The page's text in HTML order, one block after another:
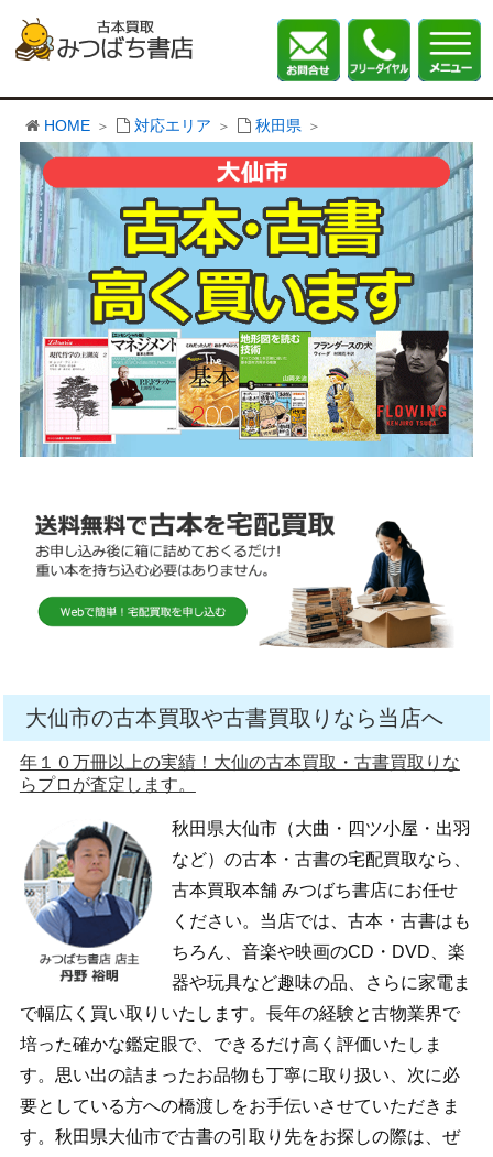
HOME 対応エリア 秋田県
大仙市の古本買取や古書買取りなら当店へ
年１０万冊以上の実績！大仙の古本買取・古書買取りな
らプロが査定します。
秋田県大仙市（大曲・四ツ小屋・出羽
など）の古本・古書の宅配買取なら、
古本買取本舗 みつばち書店にお任せ
ください。当店では、古本・古書はも
ちろん、音楽や映画のCD・DVD、楽
器や玩具など趣味の品、さらに家電ま
で幅広く買い取りいたします。長年の経験と古物業界で
培った確かな鑑定眼で、できるだけ高く評価いたしま
す。思い出の詰まったお品物も丁寧に取り扱い、次に必
要としている方への橋渡しをお手伝いさせていただきま
す。秋田県大仙市で古書の引取り先をお探しの際は、ぜ